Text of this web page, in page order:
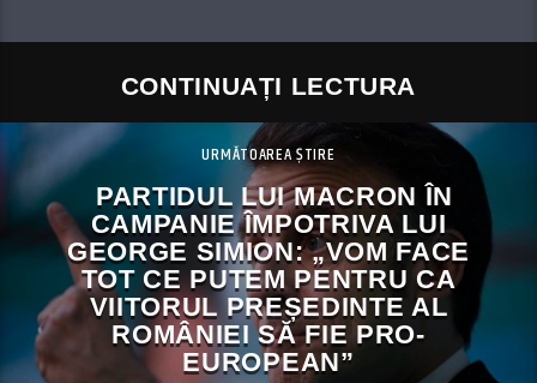
CONTINUAȚI LECTURA
URMĂTOAREA ȘTIRE
PARTIDUL LUI MACRON ÎN
CAMPANIE ÎMPOTRIVA LUI
GEORGE SIMION: „VOM FACE
TOT CE PUTEM PENTRU CA
VIITORUL PREȘEDINTE AL
ROMÂNIEI SĂ FIE PRO-
EUROPEAN”